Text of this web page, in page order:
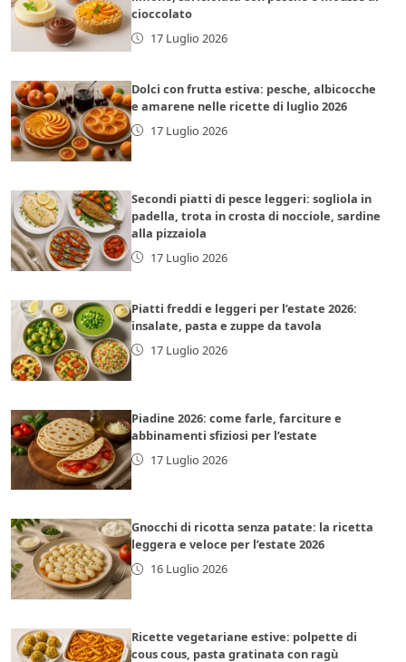
cioccolato
17 Luglio 2026
Dolci con frutta estiva: pesche, albicocche
e amarene nelle ricette di luglio 2026
17 Luglio 2026
Secondi piatti di pesce leggeri: sogliola in
padella, trota in crosta di nocciole, sardine
alla pizzaiola
17 Luglio 2026
Piatti freddi e leggeri per l’estate 2026:
insalate, pasta e zuppe da tavola
17 Luglio 2026
Piadine 2026: come farle, farciture e
abbinamenti sfiziosi per l’estate
17 Luglio 2026
Gnocchi di ricotta senza patate: la ricetta
leggera e veloce per l’estate 2026
16 Luglio 2026
Ricette vegetariane estive: polpette di
cous cous, pasta gratinata con ragù